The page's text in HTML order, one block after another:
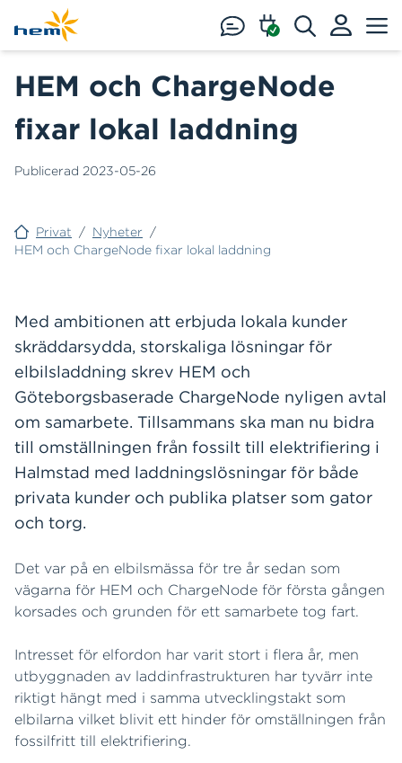
Hoppa till huvudinnehåll
HEM och ChargeNode
fixar lokal laddning
Publicerad 2023-05-26
Privat / Nyheter /
HEM och ChargeNode fixar lokal laddning
Med ambitionen att erbjuda lokala kunder
skräddarsydda, storskaliga lösningar för
elbilsladdning skrev HEM och
Göteborgsbaserade ChargeNode nyligen avtal
om samarbete. Tillsammans ska man nu bidra
till omställningen från fossilt till elektrifiering i
Halmstad med laddningslösningar för både
privata kunder och publika platser som gator
och torg.
Det var på en elbilsmässa för tre år sedan som
vägarna för HEM och ChargeNode för första gången
korsades och grunden för ett samarbete tog fart.
Intresset för elfordon har varit stort i flera år, men
utbyggnaden av laddinfrastrukturen har tyvärr inte
riktigt hängt med i samma utvecklingstakt som
elbilarna vilket blivit ett hinder för omställningen från
fossilfritt till elektrifiering.